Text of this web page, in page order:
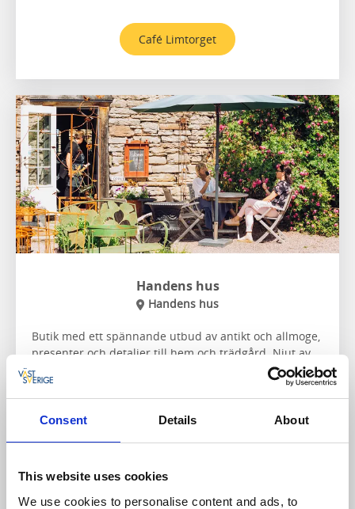
Consent Details About
This website uses cookies
We use cookies to personalise content and ads, to
Café Limtorget
Handens hus
Handens hus
Butik med ett spännande utbud av antikt och allmoge,
presenter och detaljer till hem och trädgård. Njut av
en god fika i den ljuvliga trädgårdsmiljön. Hunden får
följa med både inomhus och utomhus.
För hunden:
Vattenskål. Ägarna har själva hund så
Handens hus